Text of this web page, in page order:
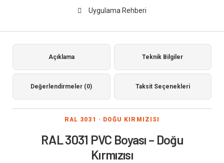
Uygulama Rehberi
Açıklama Teknik Bilgiler
Değerlendirmeler (0) Taksit Seçenekleri
RAL 3031 · DOĞU KIRMIZISI
RAL 3031 PVC Boyası – Doğu
Kırmızısı